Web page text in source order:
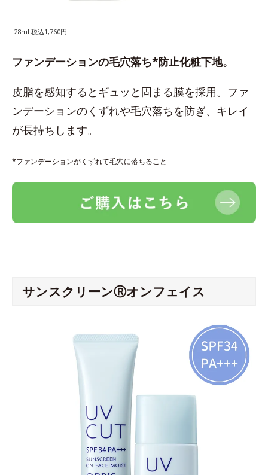
28ml 税込1,760円
ファンデーションの毛穴落ち*防止化粧下地。
皮脂を感知するとギュッと固まる膜を採用。ファ
ンデーションのくずれや毛穴落ちを防ぎ、キレイ
が長持ちします。
*ファンデーションがくずれて毛穴に落ちること
サンスクリーンⓇオンフェイス